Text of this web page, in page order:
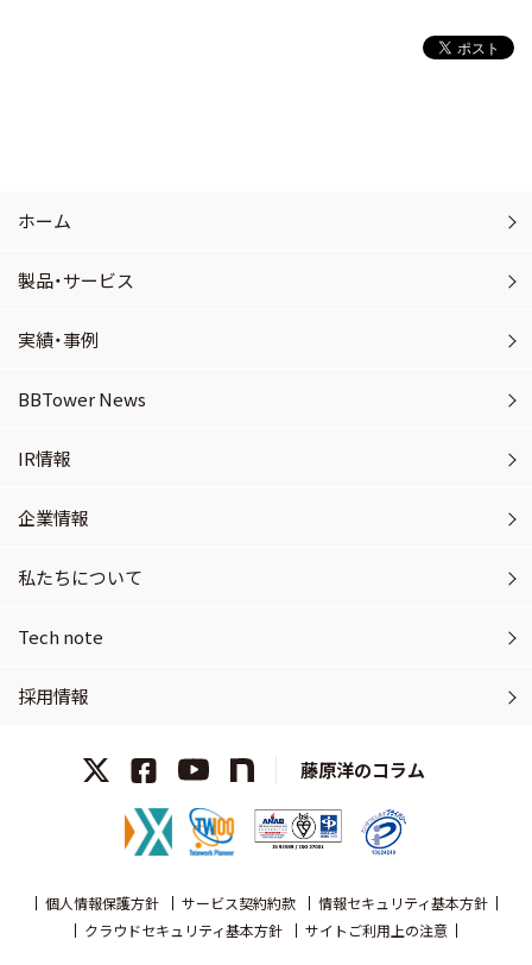
ホーム
製品・サービス
実績・事例
BBTower News
IR情報
企業情報
私たちについて
Tech note
採用情報
藤原洋のコラム
個人情報保護方針 サービス契約約款
情報セキュリティ基本方針
クラウドセキュリティ基本方針
サイトご利用上の注意